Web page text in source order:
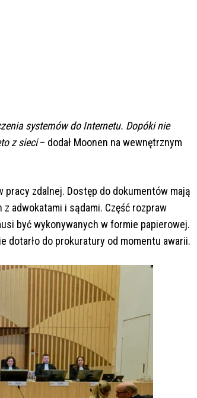
systemów do Internetu. Dopóki nie
z sieci– dodał Moonen na wewnętrznym
zdalnej. Dostęp do dokumentów mają
adwokatami i sądami. Część rozpraw
być wykonywanych w formie papierowej.
dotarło do prokuratury od momentu awarii.